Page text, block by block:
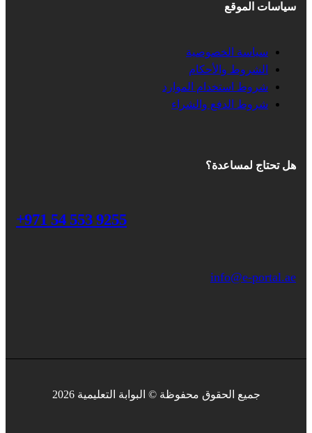
سياسات الموقع
سياسة الخصوصية
الشروط والأحكام
شروط استخدام الموارد
شروط الدفع والشراء
هل تحتاج لمساعدة؟
+971 54 553 9255
info@e-portal.ae
جميع الحقوق محفوظة © البوابة التعليمية 2026